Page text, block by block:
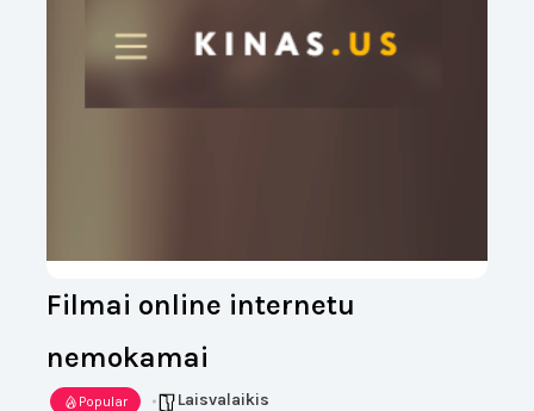
Filmai online internetu
nemokamai
Popular Laisvalaikis